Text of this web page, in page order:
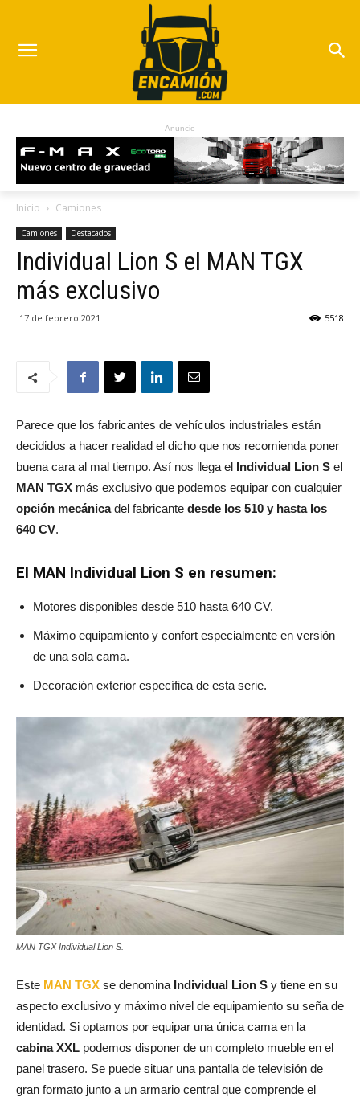
Anuncio
Inicio Camiones
Camiones Destacados
Individual Lion S el MAN TGX
más exclusivo
17 de febrero 2021 5518
Parece que los fabricantes de vehículos industriales están
decididos a hacer realidad el dicho que nos recomienda poner
buena cara al mal tiempo. Así nos llega el Individual Lion S el
MAN TGX más exclusivo que podemos equipar con cualquier
opción mecánicadel fabricante desde los 510 y hasta los
640 CV.
El MAN Individual Lion S en resumen:
Motores disponibles desde 510 hasta 640 CV.
Máximo equipamiento y confort especialmente en versión
de una sola cama.
Decoración exterior específica de esta serie.
MAN TGX Individual Lion S.
Este MAN TGX se denomina Individual Lion S y tiene en su
aspecto exclusivo y máximo nivel de equipamiento su seña de
identidad. Si optamos por equipar una única cama en la
cabina XXL podemos disponer de un completo mueble en el
panel trasero. Se puede situar una pantalla de televisión de
gran formato junto a un armario central que comprende el